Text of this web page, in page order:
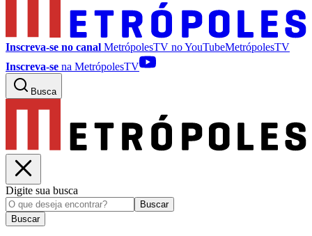
Inscreva-se no canal MetrópolesTV noYouTubeMetrópolesTV
Inscreva-se na MetrópolesTV
Busca
Digite sua busca
Buscar
Buscar